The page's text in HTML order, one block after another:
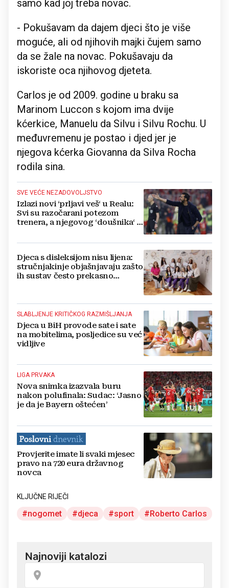
samo kad joj treba novac.
- Pokušavam da dajem djeci što je više
moguće, ali od njihovih majki čujem samo
da se žale na novac. Pokušavaju da
iskoriste oca njihovog djeteta.
Carlos je od 2009. godine u braku sa
Marinom Luccon s kojom ima dvije
kćerkice, Manuelu da Silvu i Silvu Rochu. U
međuvremenu je postao i djed jer je
njegova kćerka Giovanna da Silva Rocha
rodila sina.
SVE VEĆE NEZADOVOLJSTVO
Izlazi novi ‘prljavi veš‘ u Realu:
Svi su razočarani potezom
trenera, a njegovog ‘doušnika‘ -
Djeca s disleksijom nisu lijena:
stručnjakinje objašnjavaju zašto
ih sustav često prekasno
SLABLJENJE KRITIČKOG RAZMIŠLJANJA
Djeca u BiH provode sate i sate
na mobitelima, posljedice su već
vidljive
LIGA PRVAKA
Nova snimka izazvala buru
nakon polufinala: Sudac: ‘Jasno
je da je Bayern oštećen’
Provjerite imate li svaki mjesec
pravo na 720 eura državnog
novca
KLJUČNE RIJEČI
nogomet djeca sport Roberto Carlos